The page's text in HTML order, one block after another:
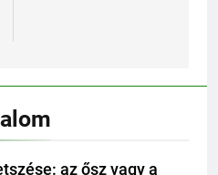
az ősz vagy a